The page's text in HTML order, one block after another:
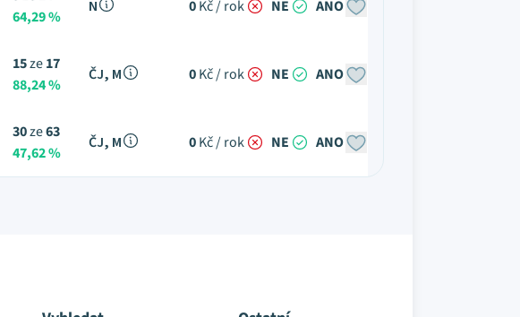
64,29 %
N 0Kč / rok NE ANO
15ze17
88,24 %
ČJ, M 0Kč / rok NE ANO
30ze63
47,62 %
ČJ, M 0Kč / rok NE ANO